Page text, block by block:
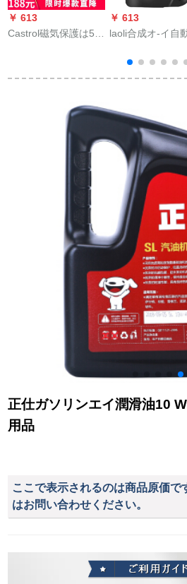
￥ 613
Castrol磁気保護は5
享受します。
￥ 613
laoli合成オ-イ自動
SN CF級4 L青春
正仕ガソリンエイ潤滑油10
用品
ここで表示されるのは商品原価で
はお問い合わせください。